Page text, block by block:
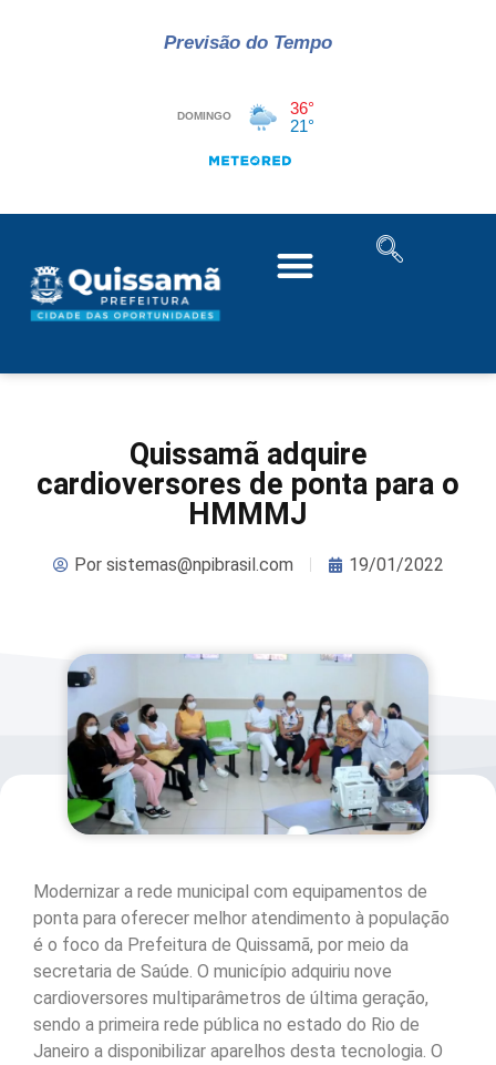
Previsão do Tempo
Quissamã adquire
cardioversores de ponta para o
HMMMJ
Porsistemas@npibrasil.com 19/01/2022
Modernizar a rede municipal com equipamentos de
ponta para oferecer melhor atendimento à população
é o foco da Prefeitura de Quissamã, por meio da
secretaria de Saúde. O município adquiriu nove
cardioversores multiparâmetros de última geração,
sendo a primeira rede pública no estado do Rio de
Janeiro a disponibilizar aparelhos desta tecnologia. O